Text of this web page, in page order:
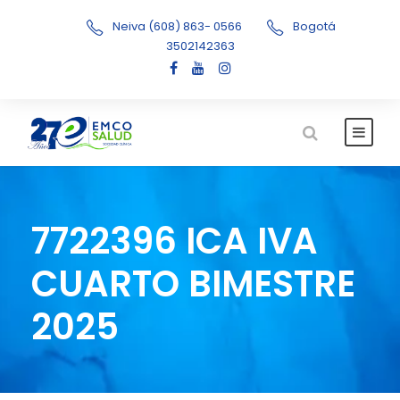
Neiva (608) 863- 0566
Bogotá
3502142363
7722396 ICA IVA
CUARTO BIMESTRE
2025